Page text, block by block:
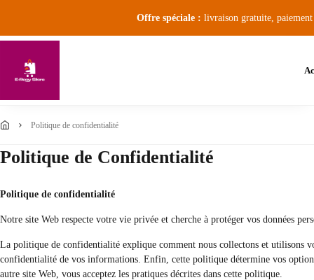
Offre spéciale : livraison gratuite,
politique de confidentialité
Politique de Confidentialité
Politique de confidentialité
Notre site Web respecte votre vie privée et cherche à protéger vos données
La politique de confidentialité explique comment nous collectons et utilisons
confidentialité de vos informations. Enfin, cette politique détermine vos
autre site Web, vous acceptez les pratiques décrites dans cette politique.